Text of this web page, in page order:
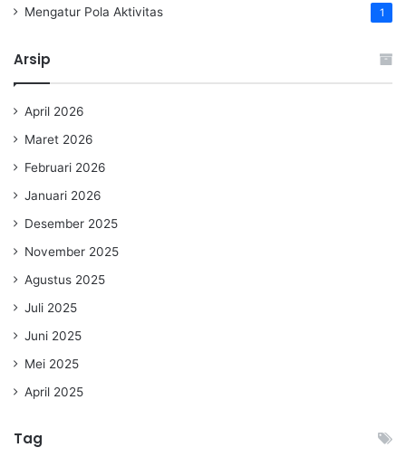
Mengatur Pola Aktivitas 1
Arsip
April 2026
Maret 2026
Februari 2026
Januari 2026
Desember 2025
November 2025
Agustus 2025
Juli 2025
Juni 2025
Mei 2025
April 2025
Tag